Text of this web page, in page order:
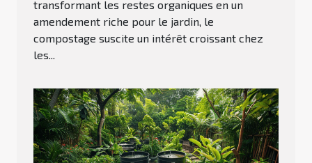
transformant les restes organiques en un
amendement riche pour le jardin, le
compostage suscite un intérêt croissant chez
les...